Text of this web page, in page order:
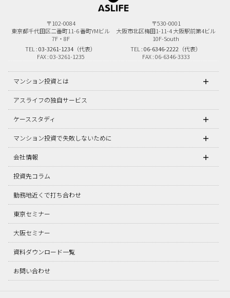
〒102-0084
東京都千代田区二番町11-6番町YMビル
7F・8F
TEL :03-3261-1234 （代表）
FAX : 03-3261-1235
〒530-0001
大阪市北区梅田1-11-4大阪駅前第4ビル
10F-South
TEL :06-6346-2222 （代表）
FAX : 06-6346-3333
マンション投資とは
アスライフの独自サービス
ケーススタディ
マンション投資で失敗しないために
会社情報
投資先コラム
勤務地近くで打ち合わせ
東京セミナー
大阪セミナー
資料ダウンロード一覧
お問い合わせ